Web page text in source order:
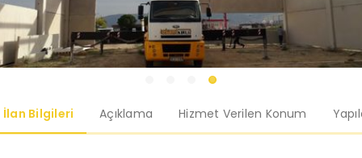
İlan Bilgileri Açıklama Hizmet Verilen Konum